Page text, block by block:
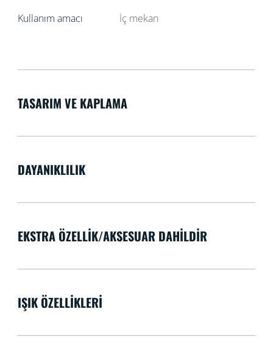
Kullanım amacı İç mekan
TASARIM VE KAPLAMA
DAYANIKLILIK
EKSTRA ÖZELLIK/AKSESUAR DAHILDIR
IŞIK ÖZELLIKLERI